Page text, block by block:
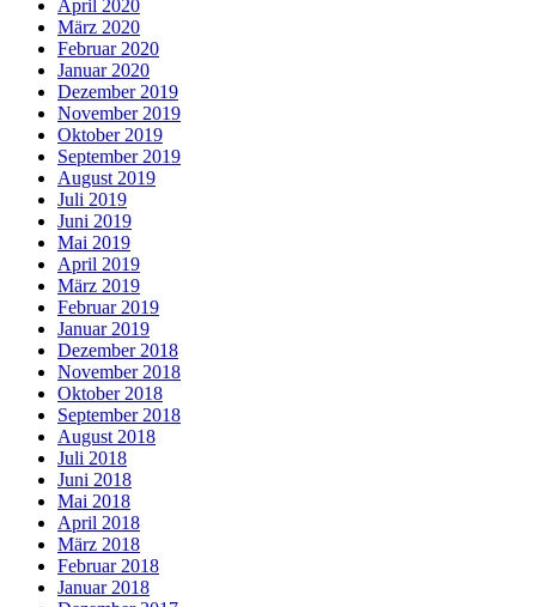
April 2020
März 2020
Februar 2020
Januar 2020
Dezember 2019
November 2019
Oktober 2019
September 2019
August 2019
Juli 2019
Juni 2019
Mai 2019
April 2019
März 2019
Februar 2019
Januar 2019
Dezember 2018
November 2018
Oktober 2018
September 2018
August 2018
Juli 2018
Juni 2018
Mai 2018
April 2018
März 2018
Februar 2018
Januar 2018